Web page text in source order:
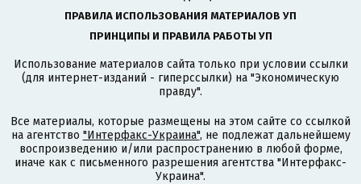
ПРАВИЛА ИСПОЛЬЗОВАНИЯ МАТЕРИАЛОВ УП
ПРИНЦИПЫ И ПРАВИЛА РАБОТЫ УП
Использование материалов сайта только при условии ссылки
(для интернет-изданий - гиперссылки) на "Экономическую
правду".
Все материалы, которые размещены на этом сайте со ссылкой
на агентство "Интерфакс-Украина", не подлежат дальнейшему
воспроизведению и/или распространению в любой форме,
иначе как с письменного разрешения агентства "Интерфакс-
Украина".